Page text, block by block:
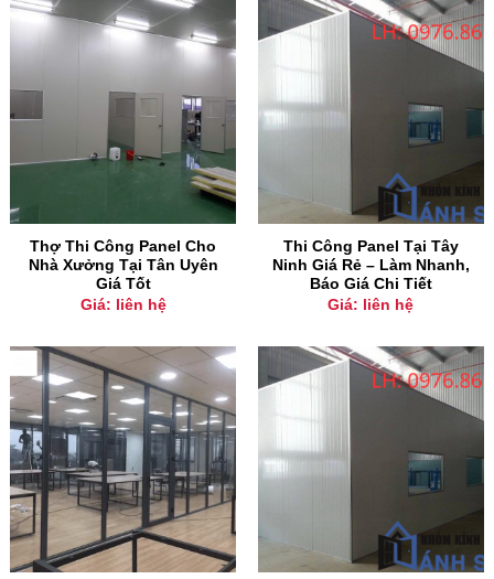
Thợ Thi Công Panel Cho
Nhà Xưởng Tại Tân Uyên
Giá Tốt
Giá: liên hệ
Thi Công Panel Tại Tây
Ninh Giá Rẻ – Làm Nhanh,
Báo Giá Chi Tiết
Giá: liên hệ